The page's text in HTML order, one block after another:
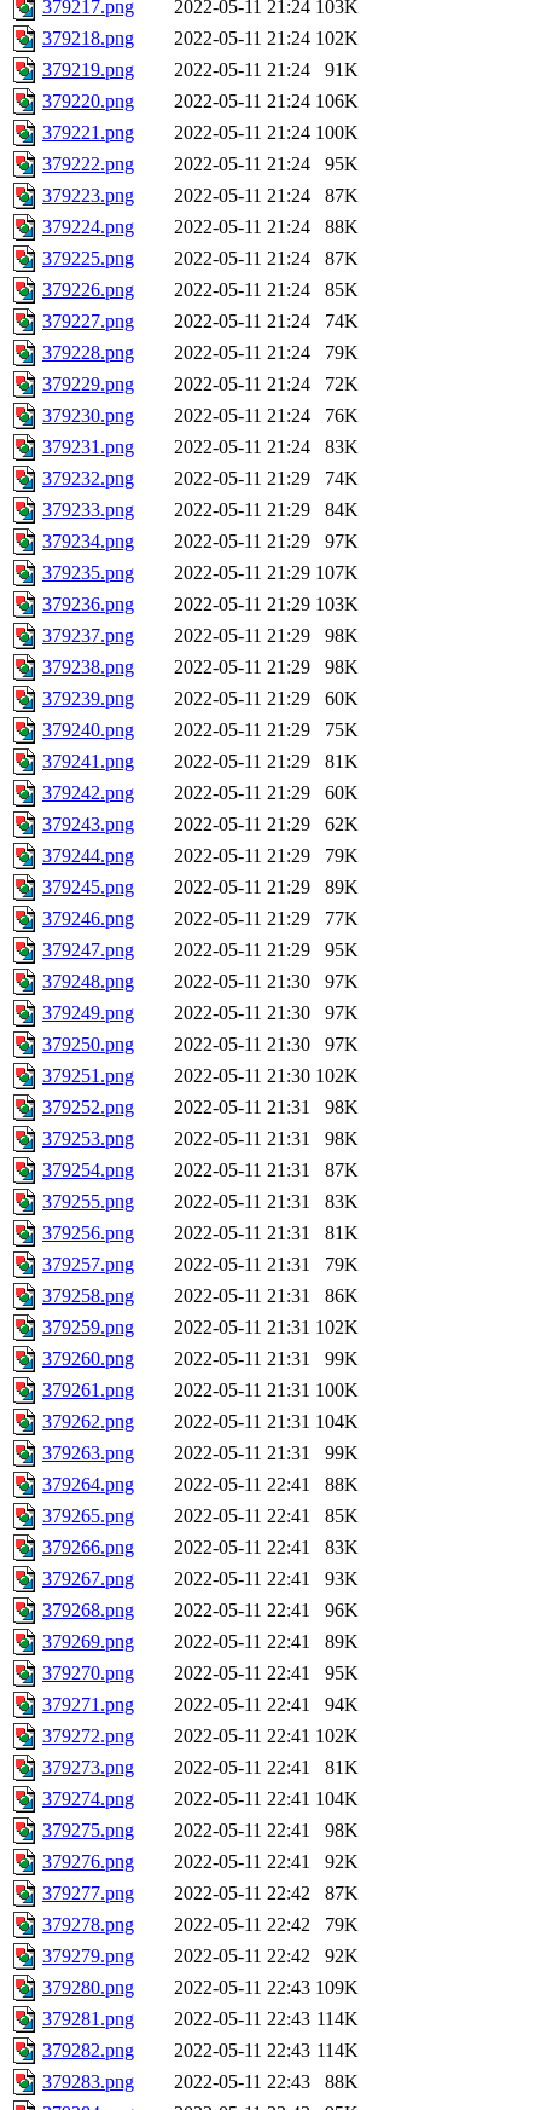
379217.png 2022-05-11 21:24 103K
379218.png
2022-05-11 21:24 102K
379219.png
2022-05-11 21:24
91K
379220.png
2022-05-11 21:24 106K
379221.png
2022-05-11 21:24 100K
379222.png
2022-05-11 21:24
95K
379223.png
2022-05-11 21:24
87K
379224.png
2022-05-11 21:24
88K
379225.png
2022-05-11 21:24
87K
379226.png
2022-05-11 21:24
85K
379227.png
2022-05-11 21:24
74K
379228.png
2022-05-11 21:24
79K
379229.png
2022-05-11 21:24
72K
379230.png
2022-05-11 21:24
76K
379231.png
2022-05-11 21:24
83K
379232.png
2022-05-11 21:29
74K
379233.png
2022-05-11 21:29
84K
379234.png
2022-05-11 21:29
97K
379235.png
2022-05-11 21:29 107K
379236.png
2022-05-11 21:29 103K
379237.png
2022-05-11 21:29
98K
379238.png
2022-05-11 21:29
98K
379239.png
2022-05-11 21:29
60K
379240.png
2022-05-11 21:29
75K
379241.png
2022-05-11 21:29
81K
379242.png
2022-05-11 21:29
60K
379243.png
2022-05-11 21:29
62K
379244.png
2022-05-11 21:29
79K
379245.png
2022-05-11 21:29
89K
379246.png
2022-05-11 21:29
77K
379247.png
2022-05-11 21:29
95K
379248.png
2022-05-11 21:30
97K
379249.png
2022-05-11 21:30
97K
379250.png
2022-05-11 21:30
97K
379251.png
2022-05-11 21:30 102K
379252.png
2022-05-11 21:31
98K
379253.png
2022-05-11 21:31
98K
379254.png
2022-05-11 21:31
87K
379255.png
2022-05-11 21:31
83K
379256.png
2022-05-11 21:31
81K
379257.png
2022-05-11 21:31
79K
379258.png
2022-05-11 21:31
86K
379259.png
2022-05-11 21:31 102K
379260.png
2022-05-11 21:31
99K
379261.png
2022-05-11 21:31 100K
379262.png
2022-05-11 21:31 104K
379263.png
2022-05-11 21:31
99K
379264.png
2022-05-11 22:41
88K
379265.png
2022-05-11 22:41
85K
379266.png
2022-05-11 22:41
83K
379267.png
2022-05-11 22:41
93K
379268.png
2022-05-11 22:41
96K
379269.png
2022-05-11 22:41
89K
379270.png
2022-05-11 22:41
95K
379271.png
2022-05-11 22:41
94K
379272.png
2022-05-11 22:41 102K
379273.png
2022-05-11 22:41
81K
379274.png
2022-05-11 22:41 104K
379275.png
2022-05-11 22:41
98K
379276.png
2022-05-11 22:41
92K
379277.png
2022-05-11 22:42
87K
379278.png
2022-05-11 22:42
79K
379279.png
2022-05-11 22:42
92K
379280.png
2022-05-11 22:43 109K
379281.png
2022-05-11 22:43 114K
379282.png
2022-05-11 22:43 114K
379283.png
2022-05-11 22:43
88K